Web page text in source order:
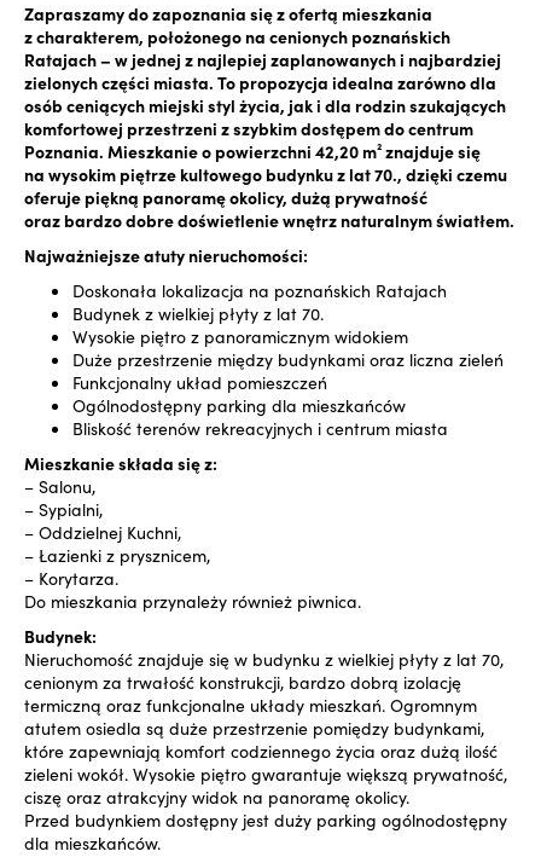
Zapraszamy do zapoznania się z ofertą mieszkania
z charakterem, położonego na cenionych poznańskich
Ratajach – w jednej z najlepiej zaplanowanych i najbardziej
zielonych części miasta. To propozycja idealna zarówno dla
osób ceniących miejski styl życia, jak i dla rodzin szukających
komfortowej przestrzeni z szybkim dostępem do centrum
Poznania. Mieszkanie o powierzchni 42,20 m² znajduje się
na wysokim piętrze kultowego budynku z lat 70., dzięki czemu
oferuje piękną panoramę okolicy, dużą prywatność
oraz bardzo dobre doświetlenie wnętrz naturalnym światłem.
Najważniejsze atuty nieruchomości:
Doskonała lokalizacja na poznańskich Ratajach
Budynek z wielkiej płyty z lat 70.
Wysokie piętro z panoramicznym widokiem
Duże przestrzenie między budynkami oraz liczna zieleń
Funkcjonalny układ pomieszczeń
Ogólnodostępny parking dla mieszkańców
Bliskość terenów rekreacyjnych i centrum miasta
Mieszkanie składa się z:
– Salonu,
– Sypialni,
– Oddzielnej Kuchni,
– Łazienki z prysznicem,
– Korytarza.
Do mieszkania przynależy również piwnica.
Budynek:
Nieruchomość znajduje się w budynku z wielkiej płyty z lat 70,
cenionym za trwałość konstrukcji, bardzo dobrą izolację
termiczną oraz funkcjonalne układy mieszkań. Ogromnym
atutem osiedla są duże przestrzenie pomiędzy budynkami,
które zapewniają komfort codziennego życia oraz dużą ilość
zieleni wokół. Wysokie piętro gwarantuje większą prywatność,
ciszę oraz atrakcyjny widok na panoramę okolicy.
Przed budynkiem dostępny jest duży parking ogólnodostępny
dla mieszkańców.